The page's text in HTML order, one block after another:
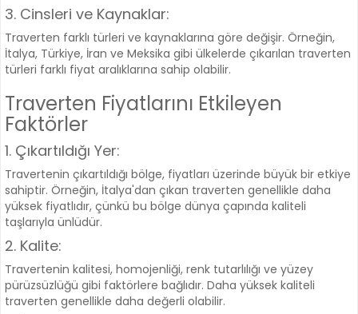
3. Cinsleri ve Kaynaklar:
Traverten farklı türleri ve kaynaklarına göre değişir. Örneğin,
İtalya, Türkiye, İran ve Meksika gibi ülkelerde çıkarılan traverten
türleri farklı fiyat aralıklarına sahip olabilir.
Traverten Fiyatlarını Etkileyen
Faktörler
1. Çıkartıldığı Yer:
Travertenin çıkartıldığı bölge, fiyatları üzerinde büyük bir etkiye
sahiptir. Örneğin, İtalya'dan çıkan traverten genellikle daha
yüksek fiyatlıdır, çünkü bu bölge dünya çapında kaliteli
taşlarıyla ünlüdür.
2. Kalite:
Travertenin kalitesi, homojenliği, renk tutarlılığı ve yüzey
pürüzsüzlüğü gibi faktörlere bağlıdır. Daha yüksek kaliteli
traverten genellikle daha değerli olabilir.